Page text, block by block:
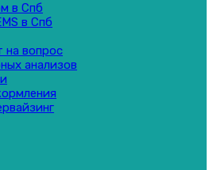
в Спб
в Спб
на вопрос
анализов